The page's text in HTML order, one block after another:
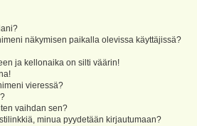
näkymisen paikalla olevissa käyttäjissä?
ja kellonaika on silti väärin!
vieressä?
vaihdan sen?
minua pyydetään kirjautumaan?